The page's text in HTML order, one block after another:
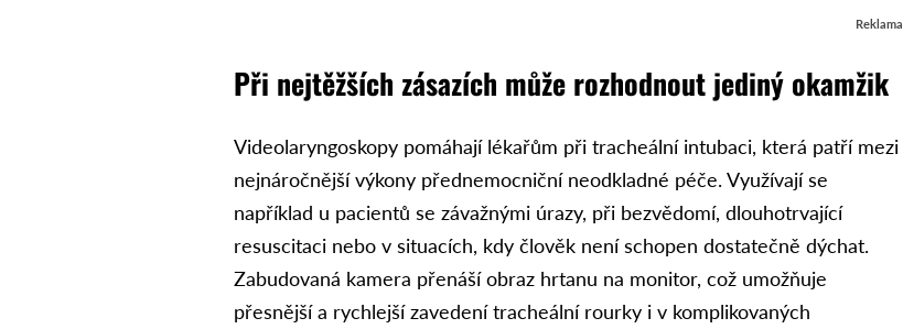
Reklama
Při nejtěžších zásazích může rozhodnout jediný okamžik
Videolaryngoskopy pomáhají lékařům při tracheální intubaci, která patří mezi
nejnáročnější výkony přednemocniční neodkladné péče. Využívají se
například u pacientů se závažnými úrazy, při bezvědomí, dlouhotrvající
resuscitaci nebo v situacích, kdy člověk není schopen dostatečně dýchat.
Zabudovaná kamera přenáší obraz hrtanu na monitor, což umožňuje
přesnější a rychlejší zavedení tracheální rourky i v komplikovaných